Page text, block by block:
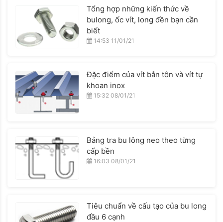
Tổng hợp những kiến thức về
bulong, ốc vít, long đền bạn cần
biết
14:53 11/01/21
Đặc điểm của vít bắn tôn và vít tự
khoan inox
15:32 08/01/21
Bảng tra bu lông neo theo từng
cấp bền
16:03 08/01/21
Tiêu chuẩn về cấu tạo của bu long
đầu 6 cạnh